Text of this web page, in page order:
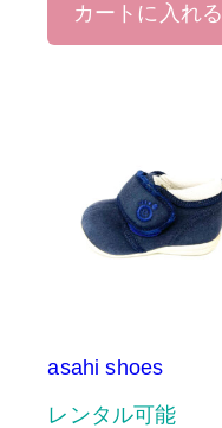
カートに入れる
asahi shoes
レンタル可能